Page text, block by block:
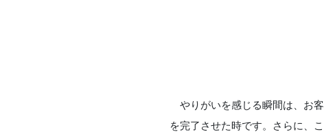
やりがいを感じる瞬間は、お
を完了させた時です。さらに、